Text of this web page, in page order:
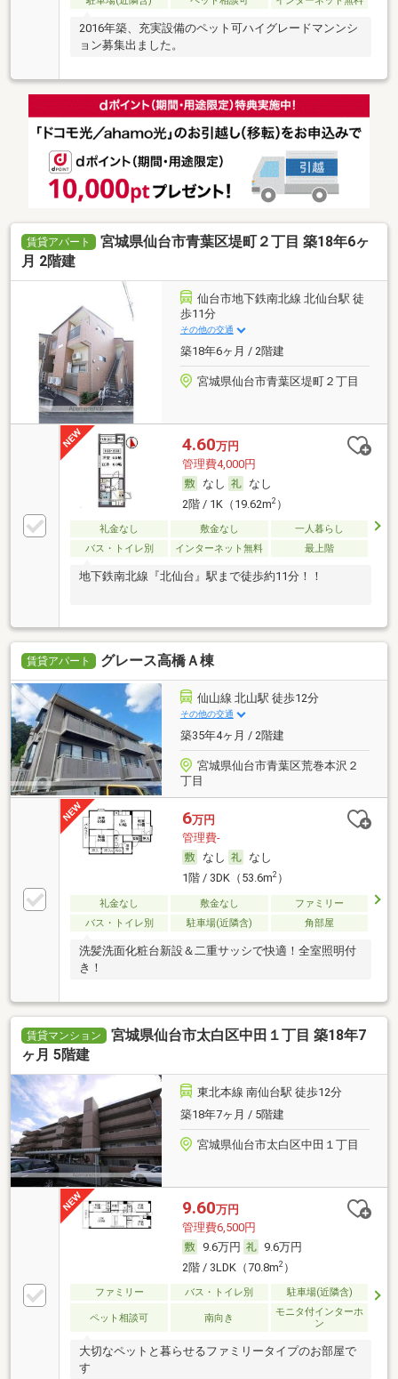
2016年築、充実設備のペット可ハイグレードマンンシ
ョン募集出ました。
賃貸アパート
宮城県仙台市青葉区堤町２丁目 築18年6ヶ
月 2階建
仙台市地下鉄南北線 北仙台駅 徒
歩11分
その他の交通
築18年6ヶ月 / 2階建
宮城県仙台市青葉区堤町２丁目
4.60万円
管理費4,000円
なし
なし
2階 / 1K（19.62m2）
礼金なし 敷金なし
一人暮らし
バス・トイレ別
インターネット無料 最上階
地下鉄南北線『北仙台』駅まで徒歩約11分！！
賃貸アパート グレース高橋Ａ棟
仙山線 北山駅 徒歩12分
その他の交通
築35年4ヶ月 / 2階建
宮城県仙台市青葉区荒巻本沢２
丁目
6万円
管理費-
なし
なし
1階 / 3DK（53.6m2）
礼金なし 敷金なし
ファミリー
バス・トイレ別
駐車場(近隣含) 角部屋
洗髪洗面化粧台新設＆二重サッシで快適！全室照明付
き！
賃貸マンション
宮城県仙台市太白区中田１丁目 築18年7
ヶ月 5階建
東北本線 南仙台駅 徒歩12分
築18年7ヶ月 / 5階建
宮城県仙台市太白区中田１丁目
9.60万円
管理費6,500円
9.6万円
9.6万円
2階 / 3LDK（70.8m2）
ファミリー バス・トイレ別 駐車場(近隣含)
ペット相談可 南向き
モニタ付インターホ
ン
大切なペットと暮らせるファミリータイプのお部屋で
す